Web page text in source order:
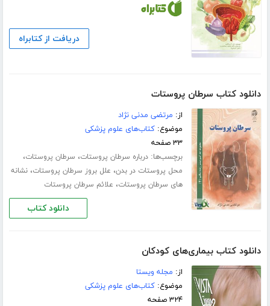
دریافت از کتابراه
دانلود کتاب سرطان پروستات
از: مرتضی مدنی نژاد
موضوع:کتاب‌های علوم پزشکی
۳۳ صفحه
برچسب‌ها:درباره سرطان پروستات، سرطان پروستات،
محل پروستات در بدن، علل بروز سرطان پروستات،نشانه
های سرطان پروستات، علائم سرطان پروستات
دانلود کتاب
دانلود کتاب بیماری‌های کودکان
از: مجله ویستا
موضوع:کتاب‌های علوم پزشکی
۳۲۴ صفحه